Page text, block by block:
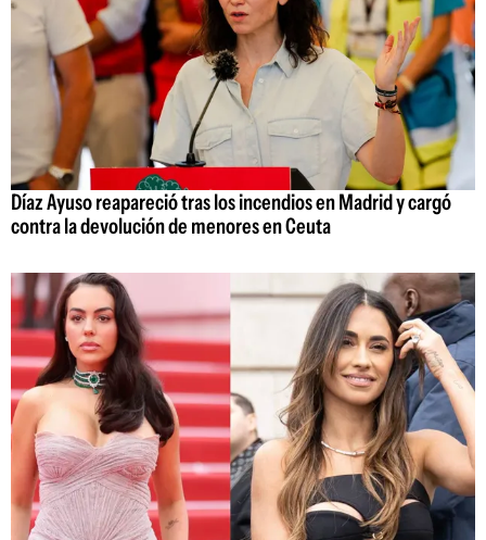
Díaz Ayuso reapareció tras los incendios en Madrid y cargó
contra la devolución de menores en Ceuta